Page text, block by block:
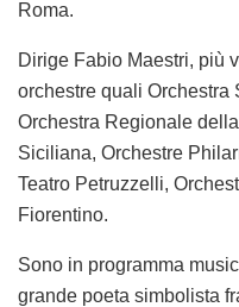
Roma.
Dirige Fabio Maestri, più
orchestre quali
Orchestra Regionale
Siciliana, Orchestre
Teatro Petruzzelli,
Fiorentino.
Sono in programma
grande poeta simbolista